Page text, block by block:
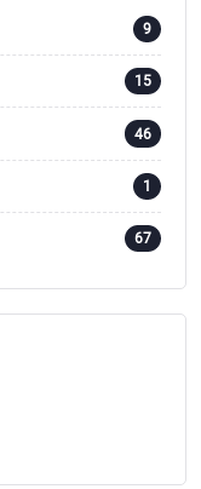
9
15
46
1
67